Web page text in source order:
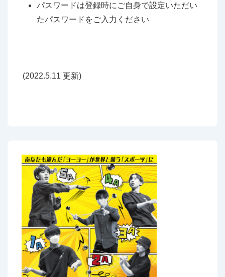
パスワードは登録時にご自身で設定いただい
たパスワードをご入力ください
(2022.5.11 更新)